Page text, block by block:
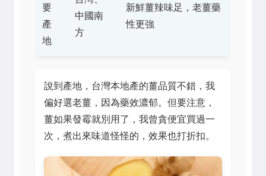
要
產
地
中國南
方
新鮮薑辣味足，老薑藥
性更強
說到產地，台灣本地產的薑品質不錯，我
偏好選老薑，因為藥效濃郁。但要注意，
薑如果發霉就別用了，我曾貪便宜買過一
次，煮出來味道怪怪的，效果也打折扣。